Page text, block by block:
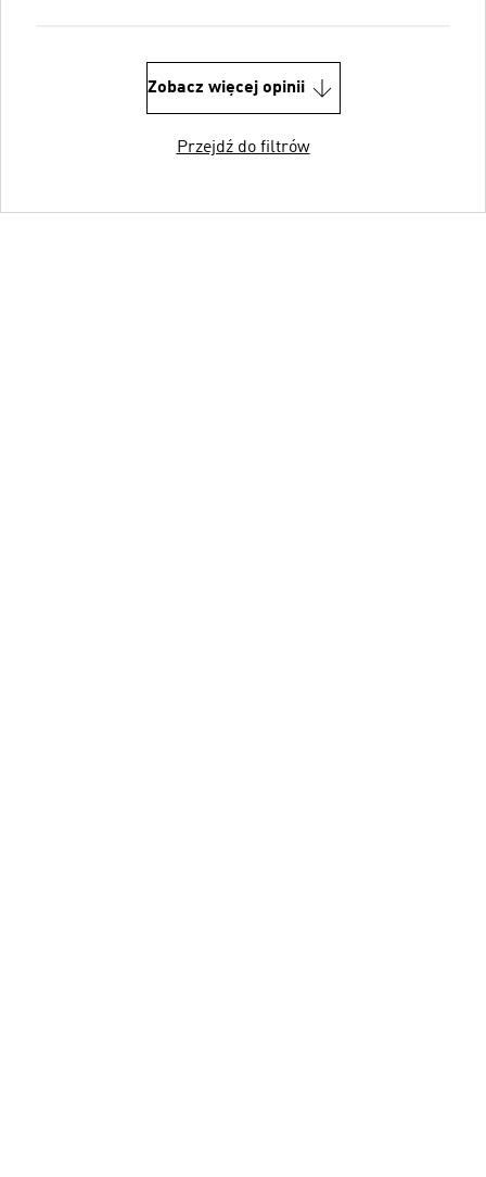
Zobacz więcej opinii
Przejdź do filtrów